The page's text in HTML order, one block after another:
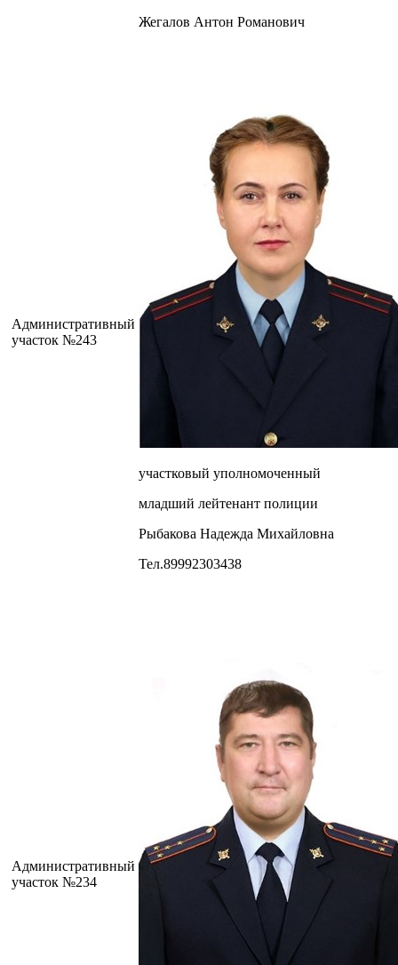
Жегалов Антон Романович
Административный
участок №243
участковый уполномоченный
младший лейтенант полиции
Рыбакова Надежда Михайловна
Тел.89992303438
Административный
участок №234